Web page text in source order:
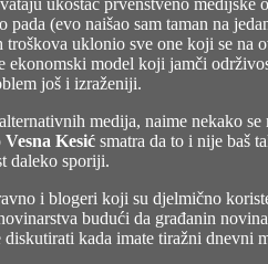
(evo naišao sam taman na
uklonio sve one koji se na
ekonomski model koji jamči
još i izraženiji.
medija, naime nekako
Vesna Kesić smatra da to i nije baš
daleko sporiji.
i blogeri koji su djelmično
budući da građanin
kada imate tiražni